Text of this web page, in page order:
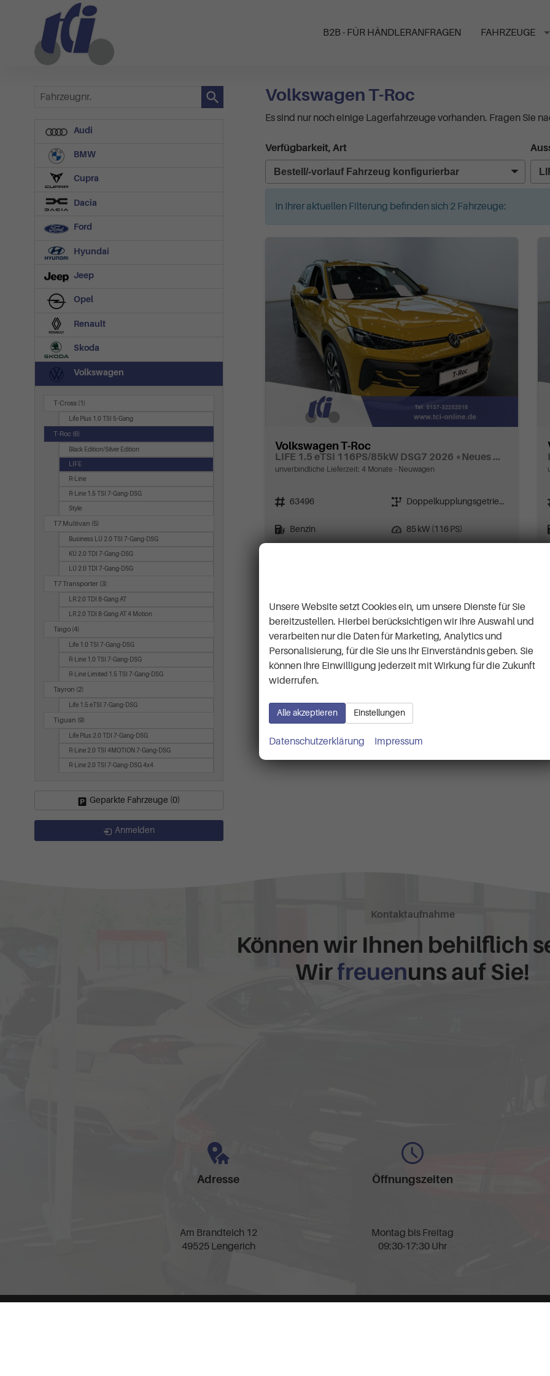
B2B - FÜR HÄNDLERANFRAGEN FAHRZEUGE
Volkswagen T-Roc
Es sind nur noch einige Lagerfahrzeuge vorhanden. Fragen Sie
Verfügbarkeit, Art
In Ihrer aktuellen Filterung befinden sich 2Fahrzeuge:
Volkswagen T-Roc
LIFE 1.5 eTSI 116PS/85kW DSG7 2026 *Neues Modell*
unverbindliche Lieferzeit: 4 Monate Neuwagen
Fahrzeugnr.
63496
Getriebe
Doppelkupplungsgetriebe (DSG)
Kraftstoff
Benzin 85 kW (116 PS)
CO2-Klasse:D
2-Emissionen: 126,00 g/km
Fahrzeugnr.
Audi
BMW
Cupra
Dacia
Ford
Hyundai
Jeep
Opel
Renault
Skoda
Volkswagen
T-Cross (1)
Life Plus 1.0 TSI 5-Gang
T-Roc (6)
Black Edition/Silver Edition
LIFE
R-Line
R-Line 1.5 TSI 7-Gang-DSG
Style
T7 Multivan (5)
Business LÜ 2.0 TSI 7-Gang-DSG
KÜ 2.0 TDI 7-Gang-DSG
LÜ 2.0 TDI 7-Gang-DSG
T7 Transporter (3)
LR 2.0 TDI 8-Gang AT
LR 2.0 TDI 8-Gang AT 4 Motion
Taigo (4)
Life 1.0 TSI 7-Gang-DSG
R-Line 1.0 TSI 7-Gang-DSG
R-Line Limited 1.5 TSI 7-Gang-DSG
Tayron (2)
Life 1.5 eTSI 7-Gang-DSG
Tiguan (9)
Life Plus 2.0 TDI 7-Gang-DSG
R-Line 2.0 TSI 4MOTION 7-Gang-DSG
R-Line 2.0 TSI 7-Gang-DSG 4x4
Geparkte Fahrzeuge (0)
Anmelden
Kontaktaufnahme
Können wir Ihnen behilflich
Wirfreuenuns auf Sie!
Adresse
Am Brandteich 12
49525 Lengerich
Öffnungszeiten
Montag bis Freitag
09:30-17:30 Uhr
Unsere Website setzt Cookies ein, um unsere Dienste für Sie
bereitzustellen. Hierbei berücksichtigen wir Ihre Auswahl und
verarbeiten nur die Daten für Marketing, Analytics und
Personalisierung, für die Sie uns Ihr Einverständnis geben. Sie
können Ihre Einwilligung jederzeit mit Wirkung für die Zukunft
widerrufen.
Alle akzeptieren Einstellungen
Datenschutzerklärung Impressum